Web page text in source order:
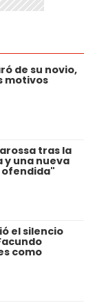
de su novio,
motivos
tras la
y una nueva
ofendida"
el silencio
como